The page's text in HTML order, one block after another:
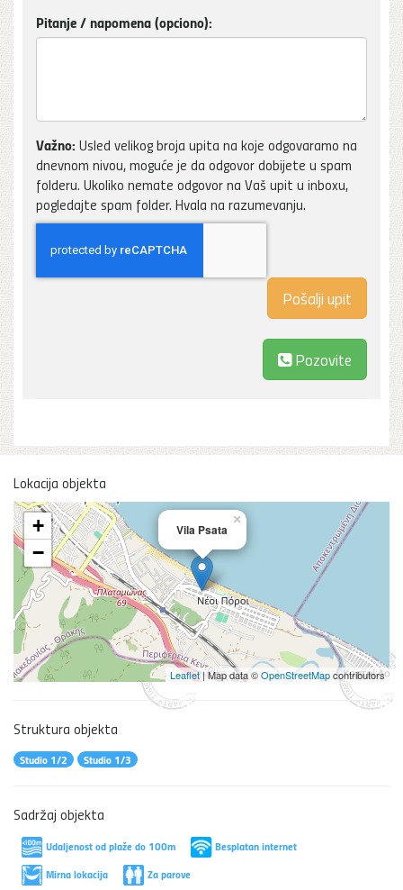
Pitanje / napomena (opciono):
Važno: Usled velikog broja upita na koje odgovaramo na
dnevnom nivou, moguće je da odgovor dobijete u spam
folderu. Ukoliko nemate odgovor na Vaš upit u inboxu,
pogledajte spam folder. Hvala na razumevanju.
Pozovite
Lokacija objekta
Vila Psata
×
+
−
Leaflet| Map data ©OpenStreetMapcontributors
Struktura objekta
Studio 1/2 Studio 1/3
Sadržaj objekta
Udaljenost od plaže do 100m
Besplatan internet
Mirna lokacija
Za parove